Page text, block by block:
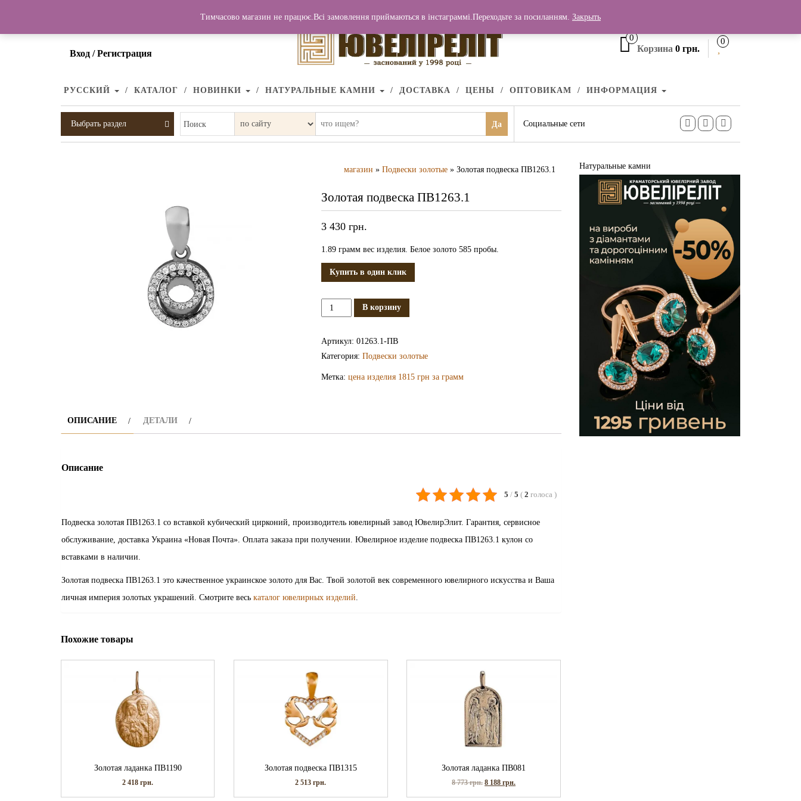
Вход / Регистрация
0
Корзина 0 грн.
0
РУССКИЙ КАТАЛОГ НОВИНКИ НАТУРАЛЬНЫЕ КАМНИ ДОСТАВКА ЦЕНЫ ОПТОВИКАМ ИНФОРМАЦИЯ
Выбрать раздел Поиск Да Социальные сети
магазин » Подвески золотые » Золотая подвеска ПВ1263.1
Золотая подвеска ПВ1263.1
3 430 грн.
1.89 грамм вес изделия. Белое золото 585 пробы.
Купить в один клик
Количество
Золотая
В корзину
Артикул: 01263.1-ПВ
Категория: Подвески золотые
Метка: цена изделия 1815 грн за грамм
ОПИСАНИЕ ДЕТАЛИ
Описание
5 / 5 ( 2 голоса )
Подвеска золотая ПВ1263.1 со вставкой кубический цирконий, производитель ювелирный завод ЮвелирЭлит. Гарантия, сервисное
обслуживание, доставка Украина «Новая Почта». Оплата заказа при получении. Ювелирное изделие подвеска ПВ1263.1 кулон со
вставками в наличии.
Золотая подвеска ПВ1263.1 это качественное украинское золото для Вас. Твой золотой век современного ювелирного искусства и Ваша
личная империя золотых украшений. Смотрите весь каталог ювелирных изделий.
Похожие товары
Золотая ладанка ПВ1190
2 418грн.
Золотая подвеска ПВ1315
2 513грн.
Золотая ладанка ПВ081
8 773грн. 8 188грн.
Натуральные камни
Тимчасово магазин не працює.Всі замовлення приймаються в інстаграммі.Переходьте за посиланням. Закрыть